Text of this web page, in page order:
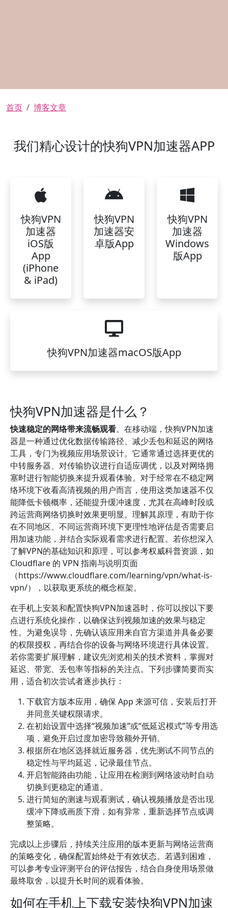
面包屑
首页 博客文章
我们精心设计的快狗VPN加速器APP
快狗VPN
加速器
iOS版
App
(iPhone
& iPad)
快狗VPN
加速器安
卓版App
快狗VPN
加速器
Windows
版App
快狗VPN加速器macOS版App
快狗VPN加速器是什么？
快速稳定的网络带来流畅观看。在移动端，快狗VPN加速
器是一种通过优化数据传输路径、减少丢包和延迟的网络
工具，专门为视频应用场景设计。它通常通过选择更优的
中转服务器、对传输协议进行自适应调优，以及对网络拥
塞时进行智能切换来提升观看体验。对于经常在不稳定网
络环境下收看高清视频的用户而言，使用这类加速器不仅
能降低卡顿概率，还能提升缓冲速度，尤其在高峰时段或
跨运营商网络切换时效果更明显。理解其原理，有助于你
在不同地区、不同运营商环境下更理性地评估是否需要启
用加速功能，并结合实际观看需求进行配置。若你想深入
了解VPN的基础知识和原理，可以参考权威科普资源，如
Cloudflare 的 VPN 指南与说明页面
（https://www.cloudflare.com/learning/vpn/what-is-
vpn/），以获取更系统的概念框架。
在手机上安装和配置快狗VPN加速器时，你可以按以下要
点进行系统化操作，以确保达到视频加速的效果与稳定
性。为避免误导，先确认该应用来自官方渠道并具备必要
的权限授权，再结合你的设备与网络环境进行具体设置。
若你需要扩展理解，建议先浏览相关的技术资料，掌握对
延迟、带宽、丢包率等指标的关注点。下列步骤简要而实
用，适合初次尝试者逐步执行：
下载官方版本应用，确保 App 来源可信，安装后打开
并同意关键权限请求。
在初始设置中选择“视频加速”或“低延迟模式”等专用选
项，避免开启过度加密导致额外开销。
根据所在地区选择就近服务器，优先测试不同节点的
稳定性与平均延迟，记录最佳节点。
开启智能路由功能，让应用在检测到网络波动时自动
切换到更稳定的通道。
进行简短的测速与观看测试，确认视频播放是否出现
缓冲下降或画质下滑，如有异常，重新选择节点或调
整策略。
完成以上步骤后，持续关注应用的版本更新与网络运营商
的策略变化，确保配置始终处于有效状态。若遇到困难，
可以参考专业评测平台的评估报告，结合自身使用场景做
最终取舍，以提升长时间的观看体验。
如何在手机上下载安装快狗VPN加速